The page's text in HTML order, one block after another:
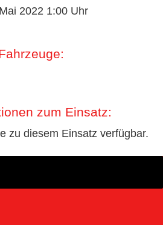
2022 1:00 Uhr
zum Einsatz:
zu diesem Einsatz verfügbar.